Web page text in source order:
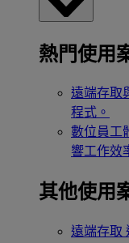
熱門使用
遠端存取
程式。
數位員工
響工作效
其他使用
遠端存取